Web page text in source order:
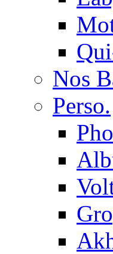
Nos
Perso.